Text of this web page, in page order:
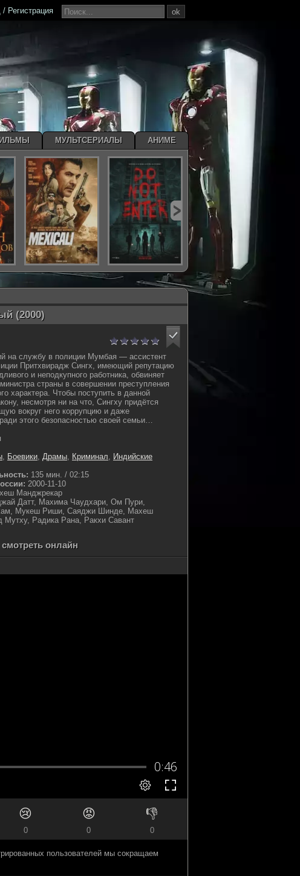
(2000)
на службу в полиции Мумбая — ассистент
Притхвирадж Сингх, имеющий репутацию
и неподкупного работника, обвиняет
страны в совершении преступления
характера. Чтобы поступить в данной
несмотря ни на что, Сингху придётся
вокруг него коррупцию и даже
этого безопасностью своей семьи…
, Боевики, Драмы, Криминал, Индийские
135 мин. / 02:15
2000-11-10
Манджрекар
Датт, Махима Чаудхари, Ом Пури,
Мукеш Риши, Саяджи Шинде, Махеш
Мутху, Радика Рана, Ракхи Савант
онлайн
😢
0
😡
0
👎
0
пользователей мы сокращаем
ok
/ Регистрация
МУЛЬТСЕРИАЛЫ АНИМЕ